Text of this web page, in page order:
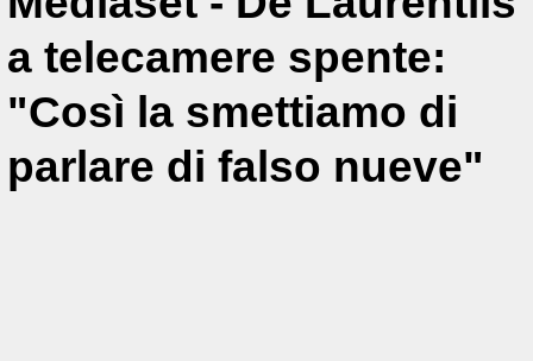
a telecamere spente:
"Così la smettiamo di
parlare di falso nueve"